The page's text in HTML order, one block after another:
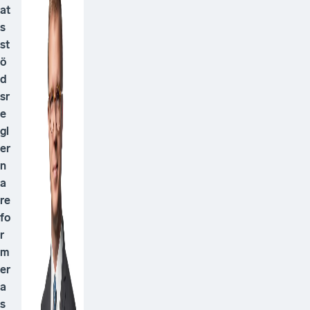
at
s
st
ö
d
sr
e
gl
er
n
a
re
fo
r
m
er
a
s